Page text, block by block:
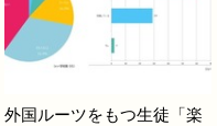
外国ルーツをもつ生徒「楽